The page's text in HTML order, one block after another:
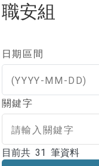
職安組
日期區間
(YYYY-MM-DD)
關鍵字
目前共 31 筆資料
目前共 31 筆資料